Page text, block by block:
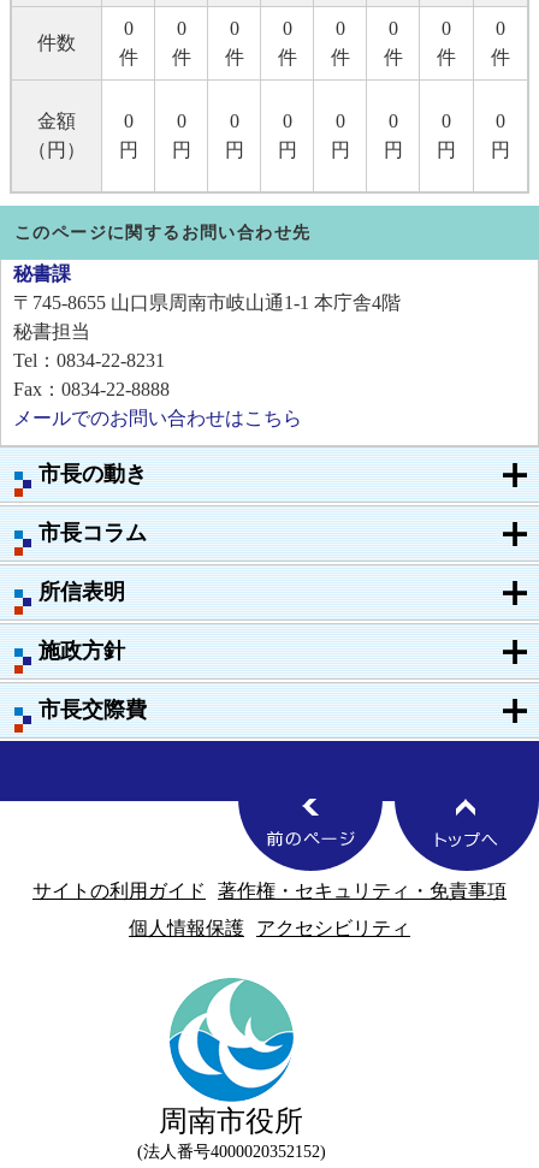
市長の動き
市長コラム
所信表明
施政方針
市長交際費
件数
0
件
0
件
0
件
0
件
0
件
0
件
0
件
0
件
金額
（円）
0
円
0
円
0
円
0
円
0
円
0
円
0
円
0
円
このページに関するお問い合わせ先
秘書課
〒745-8655 山口県周南市岐山通1-1 本庁舎4階
秘書担当
Tel：0834-22-8231
Fax：0834-22-8888
メールでのお問い合わせはこちら
サイトの利用ガイド
著作権・セキュリティ・免責事項
個人情報保護
アクセシビリティ
周南市役所
法人番号4000020352152